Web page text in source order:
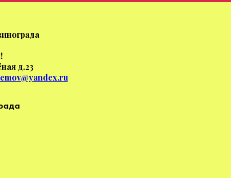
д.23